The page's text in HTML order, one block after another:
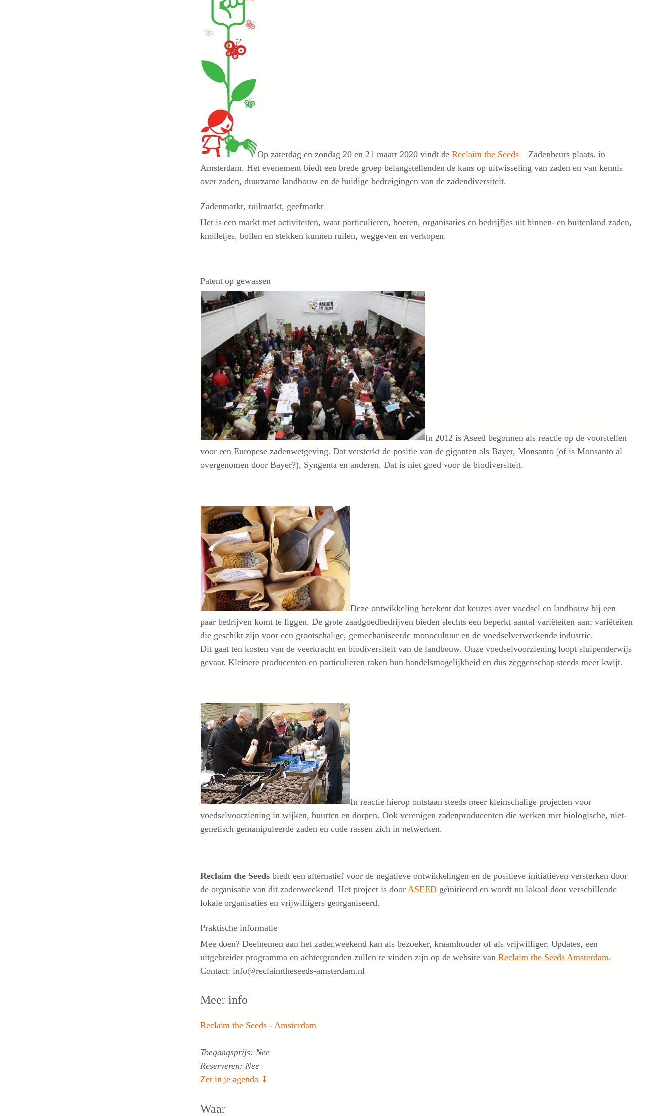
Op zaterdag en zondag 20 en 21 maart 2020 vindt de Reclaim the Seeds – Zadenbeurs plaats. in
Amsterdam. Het evenement biedt een brede groep belangstellenden de kans op uitwisseling van zaden en van kennis
over zaden, duurzame landbouw en de huidige bedreigingen van de zadendiversiteit.
Zadenmarkt, ruilmarkt, geefmarkt
Het is een markt met activiteiten, waar particulieren, boeren, organisaties en bedrijfjes uit binnen- en buitenland zaden,
knolletjes, bollen en stekken kunnen ruilen, weggeven en verkopen.
Patent op gewassen
In 2012 is Aseed begonnen als reactie op de voorstellen
voor een Europese zadenwetgeving. Dat versterkt de positie van de giganten als Bayer, Monsanto (of is Monsanto al
overgenomen door Bayer?), Syngenta en anderen. Dat is niet goed voor de biodiversiteit.
Deze ontwikkeling betekent dat keuzes over voedsel en landbouw bij een
paar bedrijven komt te liggen. De grote zaadgoedbedrijven bieden slechts een beperkt aantal variëteiten aan; variëteiten
die geschikt zijn voor een grootschalige, gemechaniseerde monocultuur en de voedselverwerkende industrie.
Dit gaat ten kosten van de veerkracht en biodiversiteit van de landbouw. Onze voedselvoorziening loopt sluipenderwijs
gevaar. Kleinere producenten en particulieren raken hun handelsmogelijkheid en dus zeggenschap steeds meer kwijt.
In reactie hierop ontstaan steeds meer kleinschalige projecten voor
voedselvoorziening in wijken, buurten en dorpen. Ook verenigen zadenproducenten die werken met biologische, niet-
genetisch gemanipuleerde zaden en oude rassen zich in netwerken.
Reclaim the Seeds biedt een alternatief voor de negatieve ontwikkelingen en de positieve initiatieven versterken door
de organisatie van dit zadenweekend. Het project is door ASEED geïnitieerd en wordt nu lokaal door verschillende
lokale organisaties en vrijwilligers georganiseerd.
Praktische informatie
Mee doen? Deelnemen aan het zadenweekend kan als bezoeker, kraamhouder of als vrijwilliger. Updates, een
uitgebreider programma en achtergronden zullen te vinden zijn op de website van Reclaim the Seeds Amsterdam.
Contact: info@reclaimtheseeds-amsterdam.nl
Meer info
Reclaim the Seeds - Amsterdam
Toegangsprijs: Nee
Reserveren: Nee
Zet in je agenda ↧
Waar